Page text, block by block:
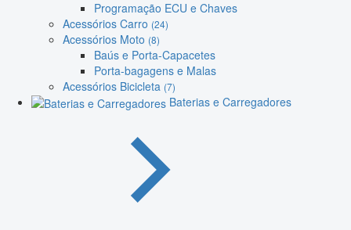
Programação ECU e Chaves
Acessórios Carro (24)
Acessórios Moto (8)
Baús e Porta-Capacetes
Porta-bagagens e Malas
Acessórios Bicicleta (7)
Baterias e Carregadores